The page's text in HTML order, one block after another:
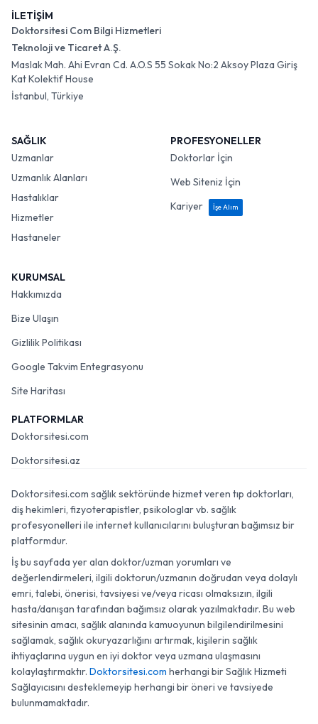
İLETİŞİM
Doktorsitesi Com Bilgi Hizmetleri
Teknoloji ve Ticaret A.Ş.
Maslak Mah. Ahi Evran Cd. A.O.S 55 Sokak No:2 Aksoy Plaza Giriş
Kat Kolektif House
İstanbul, Türkiye
SAĞLIK
Uzmanlar
Uzmanlık Alanları
Hastalıklar
Hizmetler
Hastaneler
PROFESYONELLER
Doktorlar İçin
Web Siteniz İçin
Kariyer
İşe Alım
KURUMSAL
Hakkımızda
Bize Ulaşın
Gizlilik Politikası
Google Takvim Entegrasyonu
Site Haritası
PLATFORMLAR
Doktorsitesi.com
Doktorsitesi.az
Doktorsitesi.com sağlık sektöründe hizmet veren tıp doktorları,
diş hekimleri, fizyoterapistler, psikologlar vb. sağlık
profesyonelleri ile internet kullanıcılarını buluşturan bağımsız bir
platformdur.
İş bu sayfada yer alan doktor/uzman yorumları ve
değerlendirmeleri, ilgili doktorun/uzmanın doğrudan veya dolaylı
emri, talebi, önerisi, tavsiyesi ve/veya ricası olmaksızın, ilgili
hasta/danışan tarafından bağımsız olarak yazılmaktadır. Bu web
sitesinin amacı, sağlık alanında kamuoyunun bilgilendirilmesini
sağlamak, sağlık okuryazarlığını artırmak, kişilerin sağlık
ihtiyaçlarına uygun en iyi doktor veya uzmana ulaşmasını
kolaylaştırmaktır. Doktorsitesi.com herhangi bir Sağlık Hizmeti
Sağlayıcısını desteklemeyip herhangi bir öneri ve tavsiyede
bulunmamaktadır.